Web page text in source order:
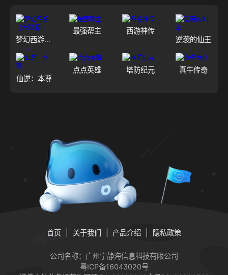
梦幻西游（大陆服）
最强帮主
西游神传
逆袭的仙王
仙逆：本尊
点点英雄 塔防纪元 真牛传奇
首页 关于我们 产品介绍 隐私政策
公司名称：广州宁静海信息科技有限公司
粤ICP备16043020号